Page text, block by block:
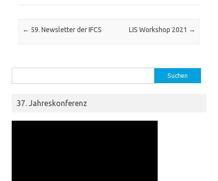
Post navigation
← 59. Newsletter der IFCS LIS Workshop 2021 →
37. Jahreskonferenz